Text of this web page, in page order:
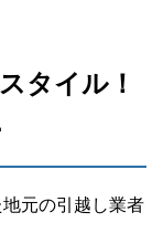
タイル！
元の引越し業者